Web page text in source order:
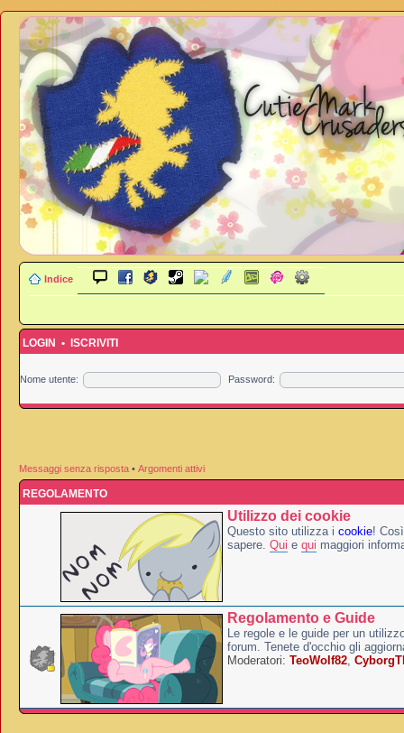
Indice
LOGIN • ISCRIVITI
Nome utente: Password:
Messaggi senza risposta • Argomenti attivi
REGOLAMENTO
Utilizzo dei cookie
Questo sito utilizza i cookie!
sapere. Qui e qui maggiori
Regolamento e Guide
Le regole e le guide per un
forum. Tenete d'occhio gli
Moderatori: TeoWolf82,